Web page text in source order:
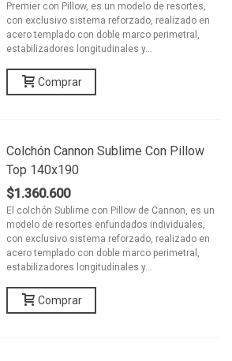
Premier con Pillow, es un modelo de resortes,
con exclusivo sistema reforzado, realizado en
acero templado con doble marco perimetral,
estabilizadores longitudinales y...
Comprar
Colchón Cannon Sublime Con Pillow
Top 140x190
$1.360.600
El colchón Sublime con Pillow de Cannon, es un
modelo de resortes enfundados individuales,
con exclusivo sistema reforzado, realizado en
acero templado con doble marco perimetral,
estabilizadores longitudinales y...
Comprar